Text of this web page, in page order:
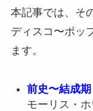
本記事では、そ
ディスコ〜ポッ
ます。
前史〜結成期
モーリス・